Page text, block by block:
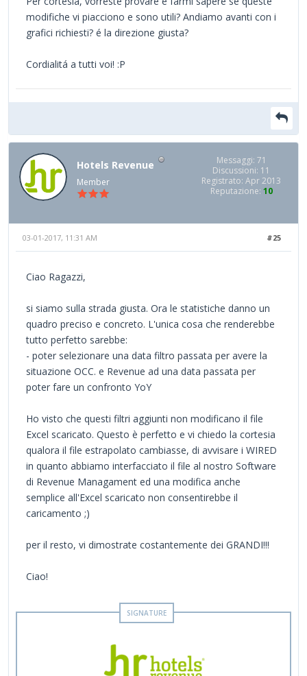
modifiche vi piacciono e sono utili? Andiamo avanti con i
grafici richiesti? é la direzione giusta?
Cordialitá a tutti voi! :P
Hotels Revenue
Member
Messaggi: 71
Discussioni: 11
Registrato: Apr 2013
Reputazione: 10
#25
03-01-2017, 11:31 AM
Ciao Ragazzi,
si siamo sulla strada giusta. Ora le statistiche danno un
quadro preciso e concreto. L'unica cosa che renderebbe
tutto perfetto sarebbe:
- poter selezionare una data filtro passata per avere la
situazione OCC. e Revenue ad una data passata per
poter fare un confronto YoY
Ho visto che questi filtri aggiunti non modificano il file
Excel scaricato. Questo è perfetto e vi chiedo la cortesia
qualora il file estrapolato cambiasse, di avvisare i WIRED
in quanto abbiamo interfacciato il file al nostro Software
di Revenue Managament ed una modifica anche
semplice all'Excel scaricato non consentirebbe il
caricamento ;)
per il resto, vi dimostrate costantemente dei GRANDI!!!
Ciao!